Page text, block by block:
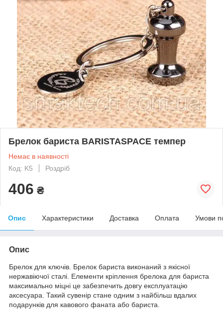
Брелок бариста BARISTASPACE темпер
Немає в наявності
Код: K5
Роздріб
406 ₴
Опис Характеристики Доставка Оплата Умови
Опис
Брелок для ключів. Брелок бариста виконаний з якісної
нержавіючої сталі. Елементи кріплення брелока для бариста
максимально міцні це забезпечить довгу експлуатацію
аксесуара. Такий сувенір стане одним з найбільш вдалих
подарунків для кавового фаната або бариста.